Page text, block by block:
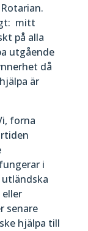
mitt
på alla
utgående
då
är
forna
i
senare
hjälpa till